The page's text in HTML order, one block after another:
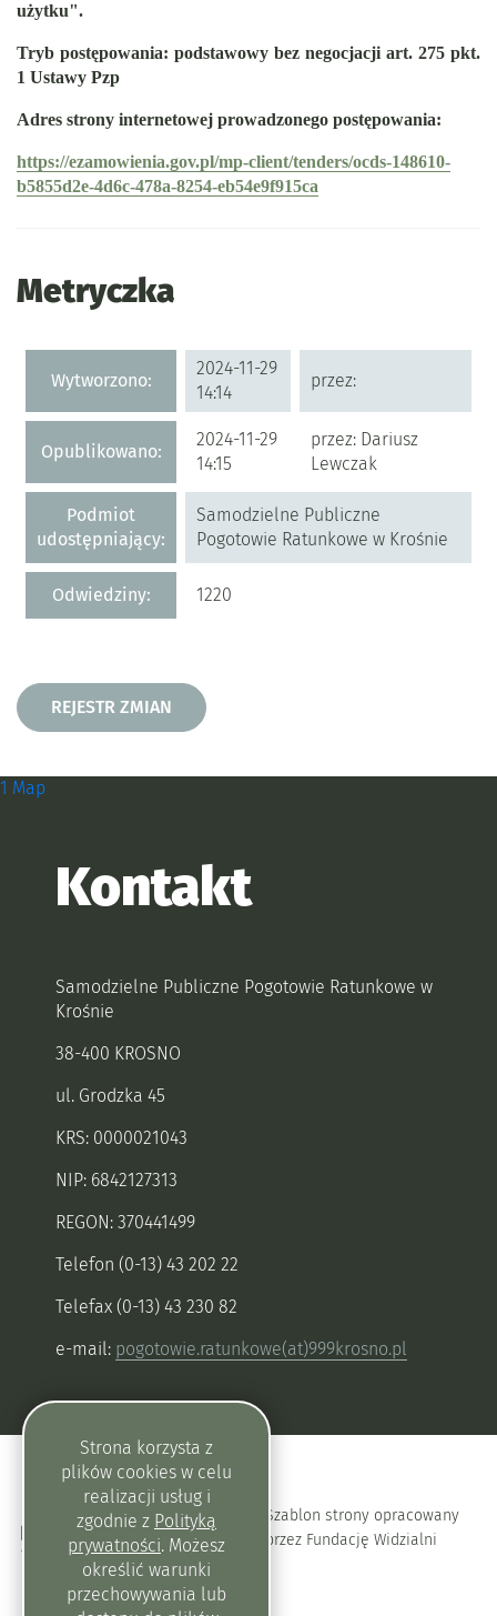
Strona korzysta z
plików cookies w celu
realizacji usług i
zgodnie z Polityką
prywatności. Możesz
określić warunki
przechowywania lub
użytku".
Tryb postępowania: podstawowy bez negocjacji art. 275 pkt.
1 Ustawy Pzp
Adres strony internetowej prowadzonego postępowania:
https://ezamowienia.gov.pl/mp-client/tenders/ocds-148610-
b5855d2e-4d6c-478a-8254-eb54e9f915ca
Metryczka
Metryczka
Wytworzono:
2024-11-29
14:14
przez:
Opublikowano:
2024-11-29
14:15
przez: Dariusz
Lewczak
Podmiot
udostępniający:
Samodzielne Publiczne
Pogotowie Ratunkowe w Krośnie
Odwiedziny: 1220
Rejestr zmian
REJESTR ZMIAN
Zobacz, gdzie się znajdujemy
1 Map
Kontakt
Samodzielne Publiczne Pogotowie Ratunkowe w
Krośnie
38-400 KROSNO
ul. Grodzka 45
KRS: 0000021043
NIP: 6842127313
REGON: 370441499
Telefon (0-13) 43 202 22
Telefax (0-13) 43 230 82
e-mail: pogotowie.ratunkowe(at)999krosno.pl
Szablon strony opracowany
przez Fundację Widzialni